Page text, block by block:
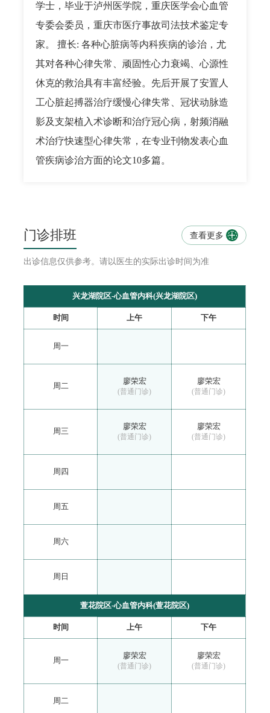
学士，毕业于泸州医学院，重庆医学会心血管
专委会委员，重庆市医疗事故司法技术鉴定专
家。 擅长: 各种心脏病等内科疾病的诊治，尤
其对各种心律失常、顽固性心力衰竭、心源性
休克的救治具有丰富经验。先后开展了安置人
工心脏起搏器治疗缓慢心律失常、冠状动脉造
影及支架植入术诊断和治疗冠心病，射频消融
术治疗快速型心律失常，在专业刊物发表心血
管疾病诊治方面的论文10多篇。
门诊排班
出诊信息仅供参考。请以医生的实际出诊时间为准
查看更多 
兴龙湖院区-心血管内科(兴龙湖院区)
时间 上午 下午
周一
周二
廖荣宏
(普通门诊)
廖荣宏
(普通门诊)
周三
廖荣宏
(普通门诊)
廖荣宏
(普通门诊)
周四
周五
周六
周日
萱花院区-心血管内科(萱花院区)
时间 上午 下午
周一
廖荣宏
(普通门诊)
廖荣宏
(普通门诊)
周二